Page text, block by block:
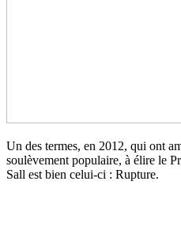
Un des termes, en 2012, qui ont
soulèvement populaire, à élire le
Sall est bien celui-ci : Rupture.